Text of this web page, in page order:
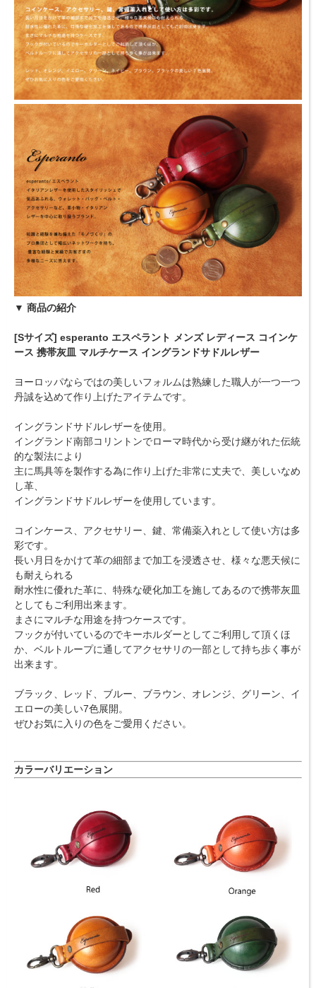
▼ 商品の紹介
[Sサイズ] esperanto エスペラント メンズ レディース コインケ
ース 携帯灰皿 マルチケース イングランドサドルレザー
ヨーロッパならではの美しいフォルムは熟練した職人が一つ一つ
丹誠を込めて作り上げたアイテムです。
イングランドサドルレザーを使用。
イングランド南部コリントンでローマ時代から受け継がれた伝統
的な製法により
主に馬具等を製作する為に作り上げた非常に丈夫で、美しいなめ
し革、
イングランドサドルレザーを使用しています。
コインケース、アクセサリー、鍵、常備薬入れとして使い方は多
彩です。
長い月日をかけて革の細部まで加工を浸透させ、様々な悪天候に
も耐えられる
耐水性に優れた革に、特殊な硬化加工を施してあるので携帯灰皿
としてもご利用出来ます。
まさにマルチな用途を持つケースです。
フックが付いているのでキーホルダーとしてご利用して頂くほ
か、ベルトループに通してアクセサリの一部として持ち歩く事が
出来ます。
ブラック、レッド、ブルー、ブラウン、オレンジ、グリーン、イ
エローの美しい7色展開。
ぜひお気に入りの色をご愛用ください。
カラーバリエーション